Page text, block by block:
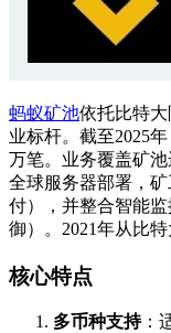
蚂蚁矿池依托比特
业标杆。截至2025
万笔。业务覆盖矿
全球服务器部署，
付），并整合智能
御）。2021年从比
核心特点
多币种支持：